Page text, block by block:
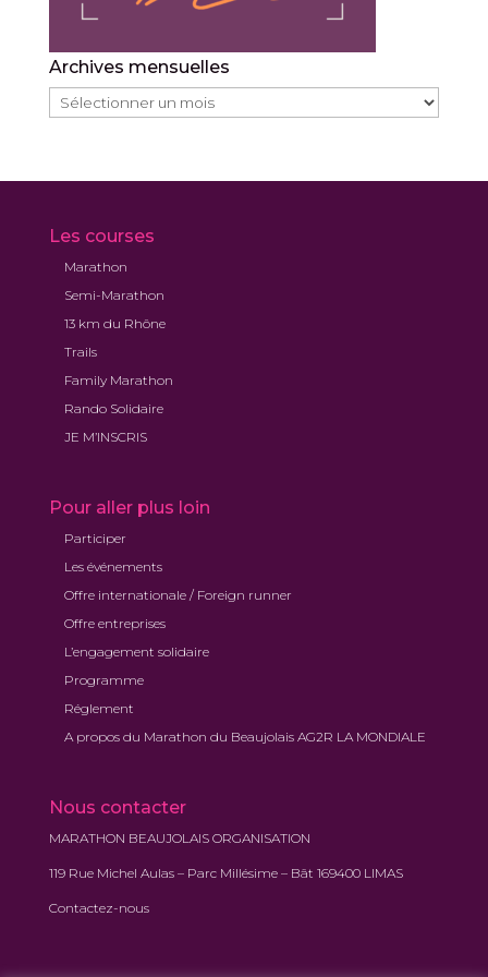
Archives mensuelles
Archives
mensuelles
Les courses
Marathon
Semi-Marathon
13 km du Rhône
Trails
Family Marathon
Rando Solidaire
JE M’INSCRIS
Pour aller plus loin
Participer
Les événements
Offre internationale / Foreign runner
Offre entreprises
L’engagement solidaire
Programme
Réglement
A propos du Marathon du Beaujolais AG2R LA MONDIALE
Nous contacter
MARATHON BEAUJOLAIS ORGANISATION
119 Rue Michel Aulas – Parc Millésime – Bât 169400 LIMAS
Contactez-nous